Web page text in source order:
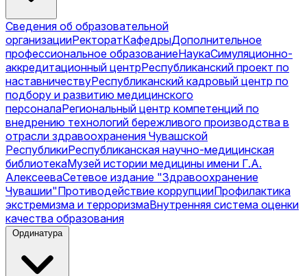
Сведения об образовательной
организацииРекторатКафедрыДополнительное
профессиональное образованиеНаукаСимуляционно-
аккредитационный центрРеспубликанский проект по
наставничествуРеспубликанский кадровый центр по
подбору и развитию медицинского
персоналаРегиональный центр компетенций по
внедрению технологий бережливого производства в
отрасли здравоохранения Чувашской
РеспубликиРеспубликанская научно-медицинская
библиотекаМузей истории медицины имени Г.А.
АлексееваСетевое издание "Здравоохранение
Чувашии"Противодействие коррупцииПрофилактика
экстремизма и терроризмаВнутренняя система оценки
качества образования
Ординатура